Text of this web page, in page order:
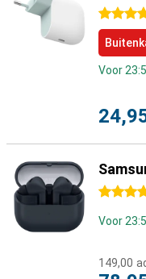
4.5
Voor
4.5
Voor
149,00